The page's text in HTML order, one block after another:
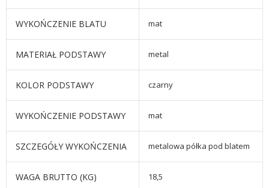
WYKOŃCZENIE BLATU mat
MATERIAŁ PODSTAWY metal
KOLOR PODSTAWY czarny
WYKOŃCZENIE PODSTAWY mat
SZCZEGÓŁY WYKOŃCZENIA metalowa półka pod blatem
WAGA BRUTTO (KG) 18,5